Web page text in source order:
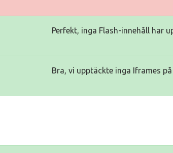
Perfekt, inga Flash-innehåll har
Bra, vi upptäckte inga Iframes